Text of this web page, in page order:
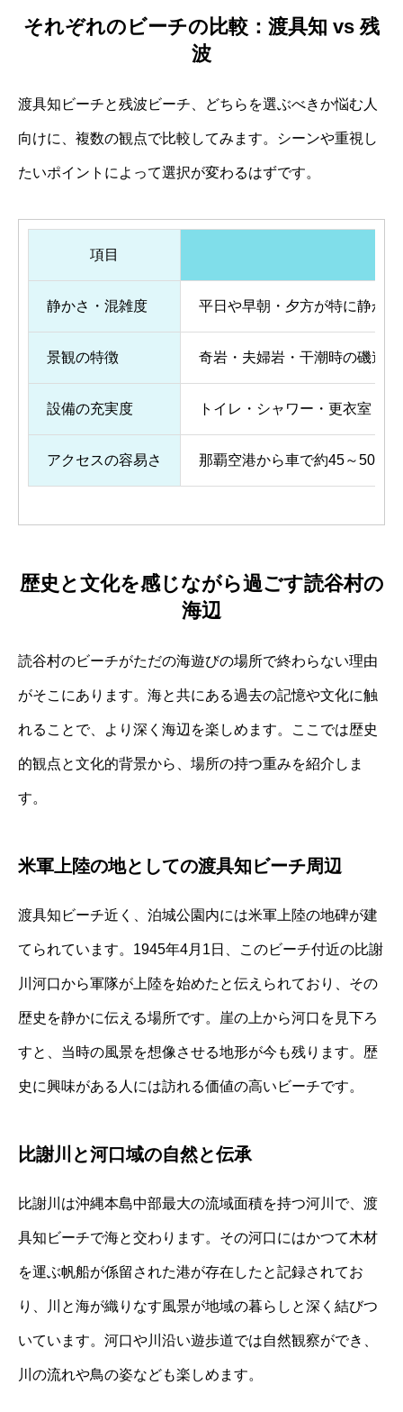
それぞれのビーチの比較：渡具知 vs 残
波
渡具知ビーチと残波ビーチ、どちらを選ぶべきか悩む人
向けに、複数の観点で比較してみます。シーンや重視し
たいポイントによって選択が変わるはずです。
項目
静かさ・混雑度 平日や早朝・夕方が特に静か
景観の特徴 奇岩・夫婦岩・干潮時の磯遊
設備の充実度 トイレ・シャワー・更衣室・
アクセスの容易さ 那覇空港から車で約45～50分
歴史と文化を感じながら過ごす読谷村の
海辺
読谷村のビーチがただの海遊びの場所で終わらない理由
がそこにあります。海と共にある過去の記憶や文化に触
れることで、より深く海辺を楽しめます。ここでは歴史
的観点と文化的背景から、場所の持つ重みを紹介しま
す。
米軍上陸の地としての渡具知ビーチ周辺
渡具知ビーチ近く、泊城公園内には米軍上陸の地碑が建
てられています。1945年4月1日、このビーチ付近の比謝
川河口から軍隊が上陸を始めたと伝えられており、その
歴史を静かに伝える場所です。崖の上から河口を見下ろ
すと、当時の風景を想像させる地形が今も残ります。歴
史に興味がある人には訪れる価値の高いビーチです。
比謝川と河口域の自然と伝承
比謝川は沖縄本島中部最大の流域面積を持つ河川で、渡
具知ビーチで海と交わります。その河口にはかつて木材
を運ぶ帆船が係留された港が存在したと記録されてお
り、川と海が織りなす風景が地域の暮らしと深く結びつ
いています。河口や川沿い遊歩道では自然観察ができ、
川の流れや鳥の姿なども楽しめます。